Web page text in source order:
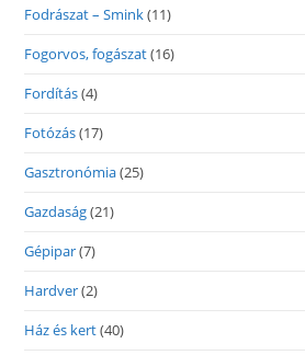
Fodrászat – Smink(11)
Fogorvos, fogászat(16)
Fordítás(4)
Fotózás(17)
Gasztronómia(25)
Gazdaság(21)
Gépipar(7)
Hardver(2)
Ház és kert(40)